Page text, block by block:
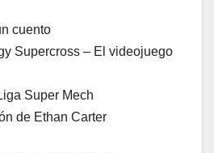
cuento
Supercross – El videojuego
Super Mech
de Ethan Carter